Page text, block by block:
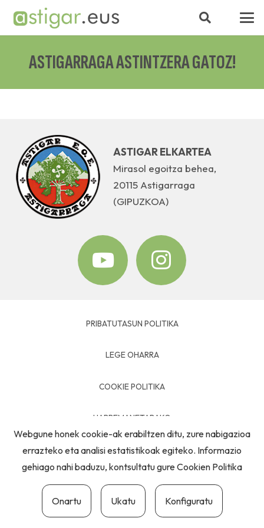
ASTIGARRAGA ASTINTZERA GATOZ!
ASTIGAR ELKARTEA
Mirasol egoitza behea,
20115 Astigarraga
(GIPUZKOA)
PRIBATUTASUN POLITIKA
LEGE OHARRA
COOKIE POLITIKA
HARREMANETARAKO
Webgune honek cookie-ak erabiltzen ditu, zure nabigazioa
errazteko eta analisi estatistikoak egiteko. Informazio
gehiago nahi baduzu, kontsultatu gureCookien Politika
Onartu Ukatu Konfiguratu